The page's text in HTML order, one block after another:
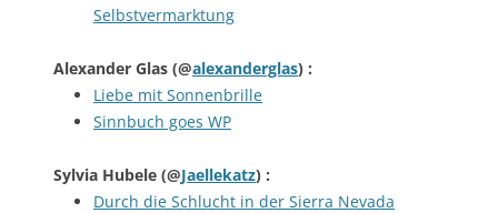
Selbstvermarktung
Alexander Glas (@alexanderglas) :
Liebe mit Sonnenbrille
Sinnbuch goes WP
Sylvia Hubele (@Jaellekatz) :
Durch die Schlucht in der Sierra Nevada